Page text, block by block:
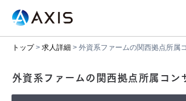
トップ> 求人詳細 > 外資系ファームの関西拠点所属
外資系ファームの関西拠点所属コン